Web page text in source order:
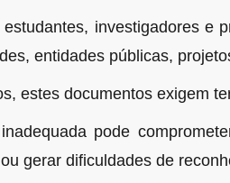
investigadores e
entidades públicas,
estes documentos exigem
pode
gerar dificuldades de